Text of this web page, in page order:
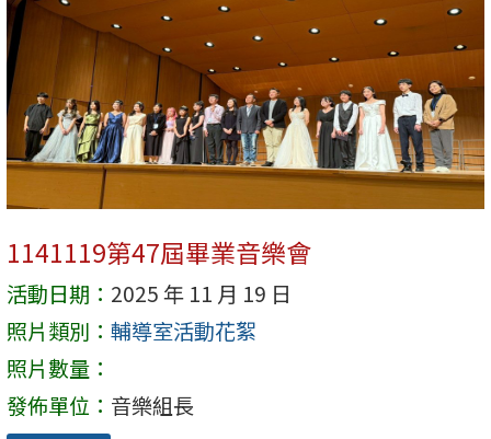
1141119第47屆畢業音樂會
活動日期： 2025 年 11 月 19 日
照片類別： 輔導室活動花絮
照片數量：
發佈單位： 音樂組長